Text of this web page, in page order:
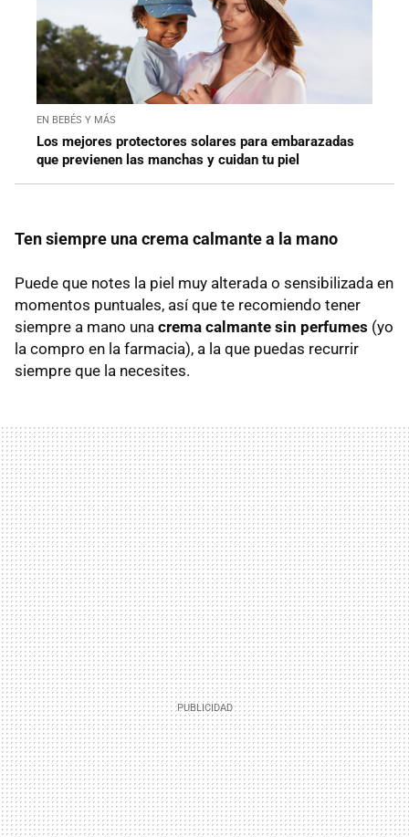
EN BEBÉS Y MÁS
Los mejores protectores solares para embarazadas
que previenen las manchas y cuidan tu piel
Ten siempre una crema calmante a la mano
Puede que notes la piel muy alterada o sensibilizada en
momentos puntuales, así que te recomiendo tener
siempre a mano una crema calmante sin perfumes (yo
la compro en la farmacia), a la que puedas recurrir
siempre que la necesites.